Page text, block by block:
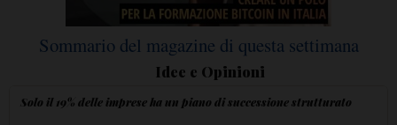
Sommario del magazine di questa settimana
Idee e Opinioni
Solo il 19% delle imprese ha un piano di successione strutturato